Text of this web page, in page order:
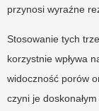
przynosi wyraźne
Stosowanie tych
korzystnie wpływa
widoczność porów
czyni je